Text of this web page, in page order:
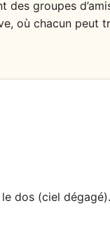
des groupes
où chacun peut
dos (ciel